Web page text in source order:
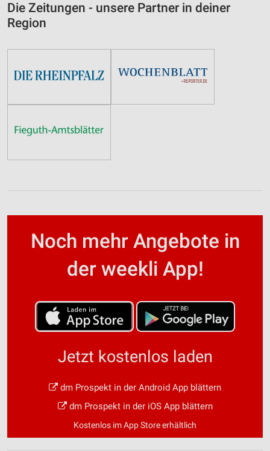
Die Zeitungen - unsere Partner in deiner
Region
Noch mehr Angebote in
der weekli App!
Jetzt kostenlos laden
dm Prospekt in der Android App blättern
dm Prospekt in der iOS App blättern
Kostenlos im App Store erhältlich